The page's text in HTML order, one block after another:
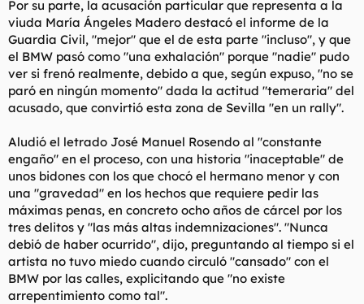
Por su parte, la acusación particular que representa a la
viuda María Ángeles Madero destacó el informe de la
Guardia Civil, "mejor" que el de esta parte "incluso", y que
el BMW pasó como "una exhalación" porque "nadie" pudo
ver si frenó realmente, debido a que, según expuso, "no se
paró en ningún momento" dada la actitud "temeraria" del
acusado, que convirtió esta zona de Sevilla "en un rally".
Aludió el letrado José Manuel Rosendo al "constante
engaño" en el proceso, con una historia "inaceptable" de
unos bidones con los que chocó el hermano menor y con
una "gravedad" en los hechos que requiere pedir las
máximas penas, en concreto ocho años de cárcel por los
tres delitos y "las más altas indemnizaciones". "Nunca
debió de haber ocurrido", dijo, preguntando al tiempo si el
artista no tuvo miedo cuando circuló "cansado" con el
BMW por las calles, explicitando que "no existe
arrepentimiento como tal".